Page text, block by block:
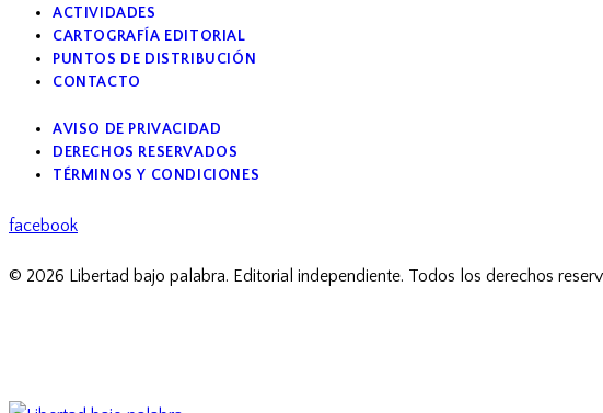
ACTIVIDADES
CARTOGRAFÍA EDITORIAL
PUNTOS DE DISTRIBUCIÓN
CONTACTO
AVISO DE PRIVACIDAD
DERECHOS RESERVADOS
TÉRMINOS Y CONDICIONES
facebook
© 2026 Libertad bajo palabra. Editorial independiente. Todos los derechos